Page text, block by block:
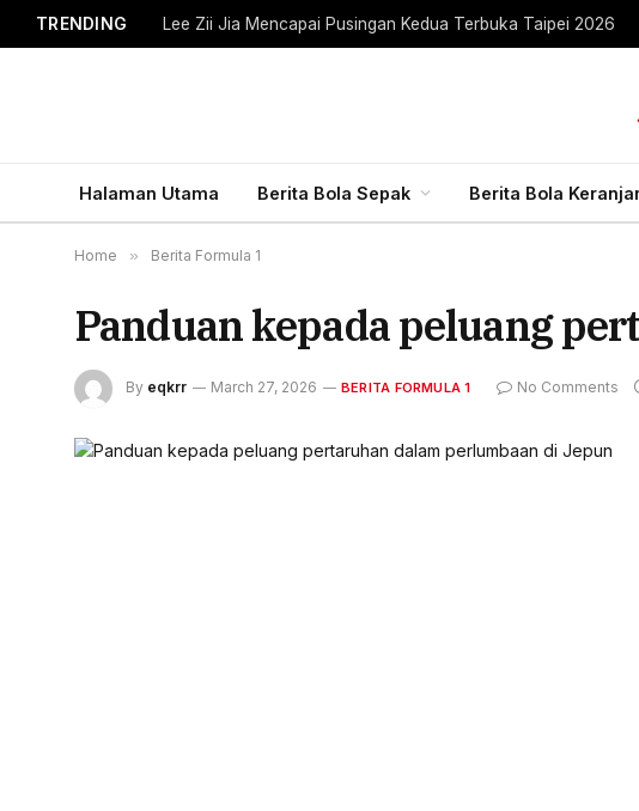
TRENDING Lee Zii Jia Mencapai Pusingan Kedua Terbuka Taipei 2026
Halaman Utama Berita Bola Sepak Berita Bola
Home » Berita Formula 1
Panduan kepada peluang
By eqkrr March 27, 2026 BERITA FORMULA 1 No Comments